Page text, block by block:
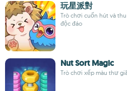
玩星派對
Trò chơi cuốn hút và
độc đáo
Nut Sort Magic
Trò chơi xếp màu thư